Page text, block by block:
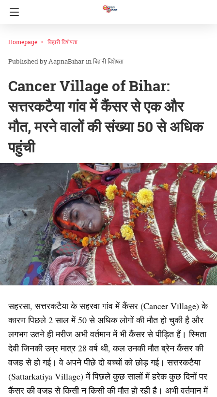
Homepage बिहारी विशेषता
AapnaBihar inबिहारी विशेषता
Cancer Village of Bihar:
सत्तरकटैया गांव में कैंसर से एक और
मौत, मरने वालों की संख्या 50 से अधिक
पहुंची
सहरसा, सत्तरकटैया के सहरवा गांव में कैंसर (Cancer Village) के
कारण पिछले 2 साल में 50 से अधिक लोगों की मौत हो चुकी है और
लगभग उतने ही मरीज अभी वर्तमान में भी कैंसर से पीड़ित हैं। स्मिता
देवी जिनकी उम्र मात्र 28 वर्ष थी, कल उनकी मौत ब्रेन कैंसर की
वजह से हो गई। वे अपने पीछे दो बच्चों को छोड़ गई। सत्तरकटैया
(Sattarkatiya Village) में पिछले कुछ सालों में हरेक कुछ दिनों पर
कैंसर की वजह से किसी न किसी की मौत हो रही है। अभी वर्तमान में